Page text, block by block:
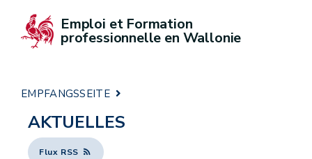
Emploi et Formation
professionnelle en Wallonie
EMPFANGSSEITE
AKTUELLES
Flux RSS